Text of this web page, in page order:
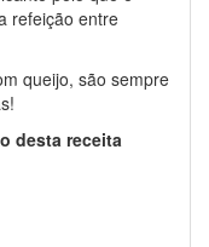
refeição entre
queijo, são sempre
desta receita